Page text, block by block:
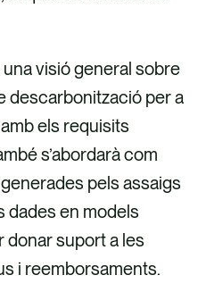
visió general sobre
descarbonització per a
els requisits
s’abordarà com
pels assaigs
dades en models
donar suport a les
i reemborsaments.